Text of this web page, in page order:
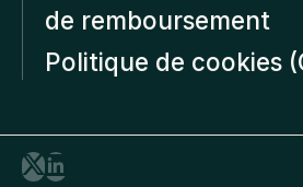
de remboursement
Politique de cookies